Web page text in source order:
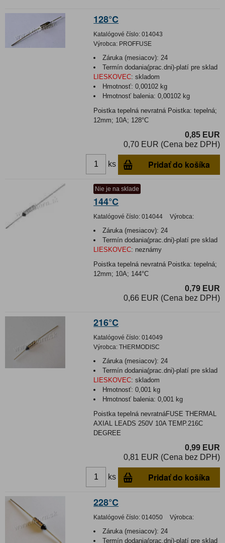
128°C
Katalógové číslo: 014043
Výrobca: PROFFUSE
Záruka (mesiacov): 24
Termín dodania(prac.dni)-platí pre sklad
LIESKOVEC: skladom
Hmotnosť:0,00102 kg
Hmotnosť balenia:0,00102 kg
Poistka tepelná nevratná Poistka: tepelná;
12mm; 10A; 128°C
0,85 EUR
0,70 EUR (Cena bez DPH)
ks Pridať do košíka
Nie je na sklade
144°C
Katalógové číslo: 014044 Výrobca:
Záruka (mesiacov): 24
Termín dodania(prac.dni)-platí pre sklad
LIESKOVEC: neznámy
Poistka tepelná nevratná Poistka: tepelná;
12mm; 10A; 144°C
0,79 EUR
0,66 EUR (Cena bez DPH)
216°C
Katalógové číslo: 014049
Výrobca: THERMODISC
Záruka (mesiacov): 24
Termín dodania(prac.dni)-platí pre sklad
LIESKOVEC: skladom
Hmotnosť:0,001 kg
Hmotnosť balenia:0,001 kg
Poistka tepelná nevratnáFUSE THERMAL
AXIAL LEADS 250V 10A TEMP.216C
DEGREE
0,99 EUR
0,81 EUR (Cena bez DPH)
ks Pridať do košíka
228°C
Katalógové číslo: 014050 Výrobca:
Záruka (mesiacov): 24
Termín dodania(prac.dni)-platí pre sklad